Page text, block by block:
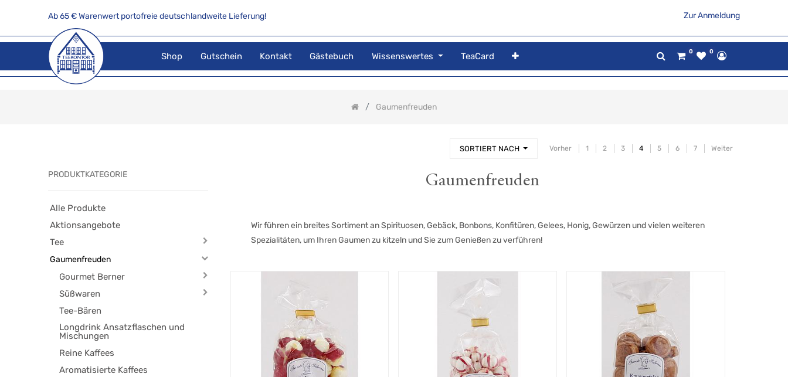
Ab 65 € Warenwert portofreie deutschlandweite Lieferung! Zur Anmeldung
Shop Gutschein Kontakt Gästebuch Wissenswertes TeaCard 0 0
Gaumenfreuden
Vorher 1 2 3 4 5 6 7 Weiter
SORTIERT NACH
PRODUKTKATEGORIE
Alle Produkte
Aktionsangebote
Tee
Gaumenfreuden
Gourmet Berner
Süßwaren
Tee-Bären
Longdrink Ansatzflaschen und
Mischungen
Reine Kaffees
Aromatisierte Kaffees
Gaumenfreuden
Wir führen ein breites Sortiment an Spirituosen, Gebäck, Bonbons, Konfitüren, Gelees, Honig, Gewürzen und vielen weiteren
Spezialitäten, um Ihren Gaumen zu kitzeln und Sie zum Genießen zu verführen!